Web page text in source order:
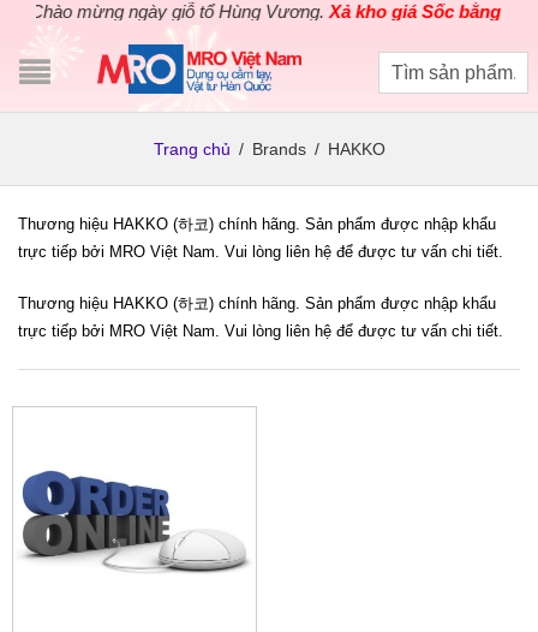
Chào mừng ngày giỗ tổ Hùng Vương.Xả kho giá Sốc bằng giá
Trang chủ / Brands / HAKKO
Thương hiệu HAKKO (하코) chính hãng. Sản phẩm được nhập khẩu
trực tiếp bởi MRO Việt Nam. Vui lòng liên hệ để được tư vấn chi tiết.
Thương hiệu HAKKO (하코) chính hãng. Sản phẩm được nhập khẩu
trực tiếp bởi MRO Việt Nam. Vui lòng liên hệ để được tư vấn chi tiết.